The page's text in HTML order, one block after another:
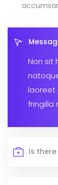
Non sit
laoreet
fringilla
Is